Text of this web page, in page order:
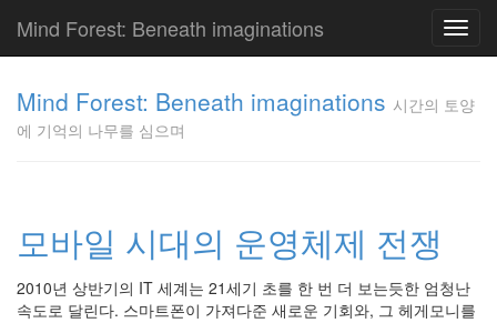
Mind Forest: Beneath imaginations
Mind Forest: Beneath imaginations 시간의 토양
에 기억의 나무를 심으며
모바일 시대의 운영체제 전쟁
2010년 상반기의 IT 세계는 21세기 초를 한 번 더 보는듯한 엄청난
속도로 달린다. 스마트폰이 가져다준 새로운 기회와, 그 헤게모니를
이
의
글
러
스